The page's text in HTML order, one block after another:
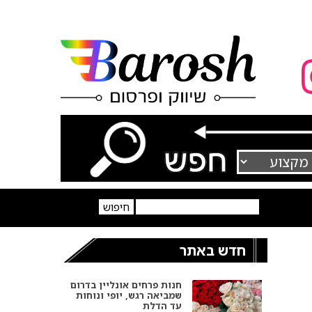
חדש באתר
חנות פרחים אונליין בדרום
שמביאה רגש, יופי ונוחות
עד הדלת